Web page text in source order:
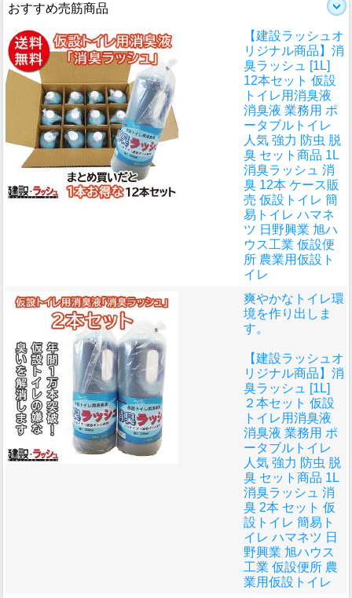
おすすめ売筋商品
【建設ラッシュオ
リジナル商品】消
臭ラッシュ [1L]
12本セット 仮設
トイレ用消臭液
消臭液 業務用 ポ
ータブルトイレ
人気 強力 防虫 脱
臭 セット商品 1L
消臭ラッシュ 消
臭 12本 ケース販
売 仮設トイレ 簡
易トイレ ハマネ
ツ 日野興業 旭ハ
ウス工業 仮設便
所 農業用仮設ト
イレ
爽やかなトイレ環
境を作り出しま
す。
【建設ラッシュオ
リジナル商品】消
臭ラッシュ [1L]
２本セット 仮設
トイレ用消臭液
消臭液 業務用 ポ
ータブルトイレ
人気 強力 防虫 脱
臭 セット商品 1L
消臭ラッシュ 消
臭 2本 セット 仮
設トイレ 簡易ト
イレ ハマネツ 日
野興業 旭ハウス
工業 仮設便所 農
業用仮設トイレ